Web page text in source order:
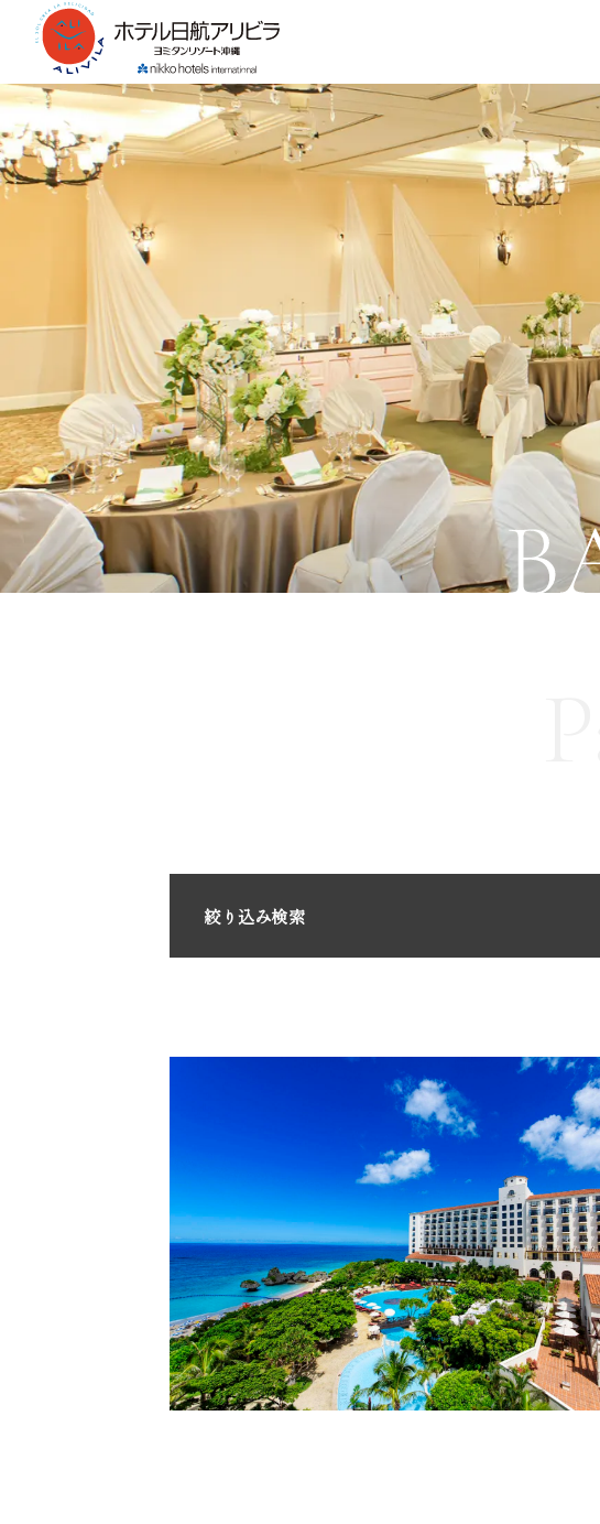
絞り込み検索
すべて
ヒット数 ／